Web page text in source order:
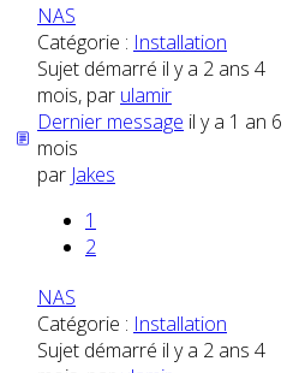
NAS
Catégorie : Installation
Sujet démarré il y a 2 ans 4
mois, par ulamir
Dernier message il y a 1 an 6
mois
par Jakes
1
2
NAS
Catégorie : Installation
Sujet démarré il y a 2 ans 4